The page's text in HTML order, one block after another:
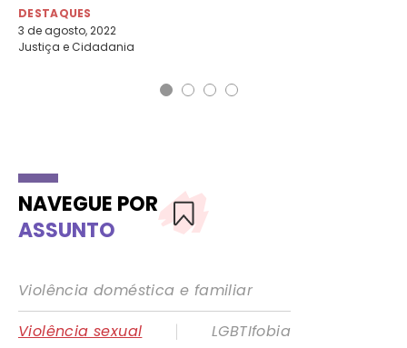
DESTAQUES
3 de agosto, 2022
Justiça e Cidadania
NAVEGUE POR
ASSUNTO
Violência doméstica e familiar
Violência sexual
|
LGBTIfobia